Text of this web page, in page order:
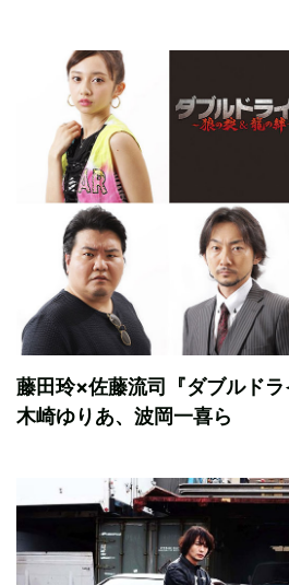
藤田玲×佐藤流司『ダブルドラ
木崎ゆりあ、波岡一喜ら